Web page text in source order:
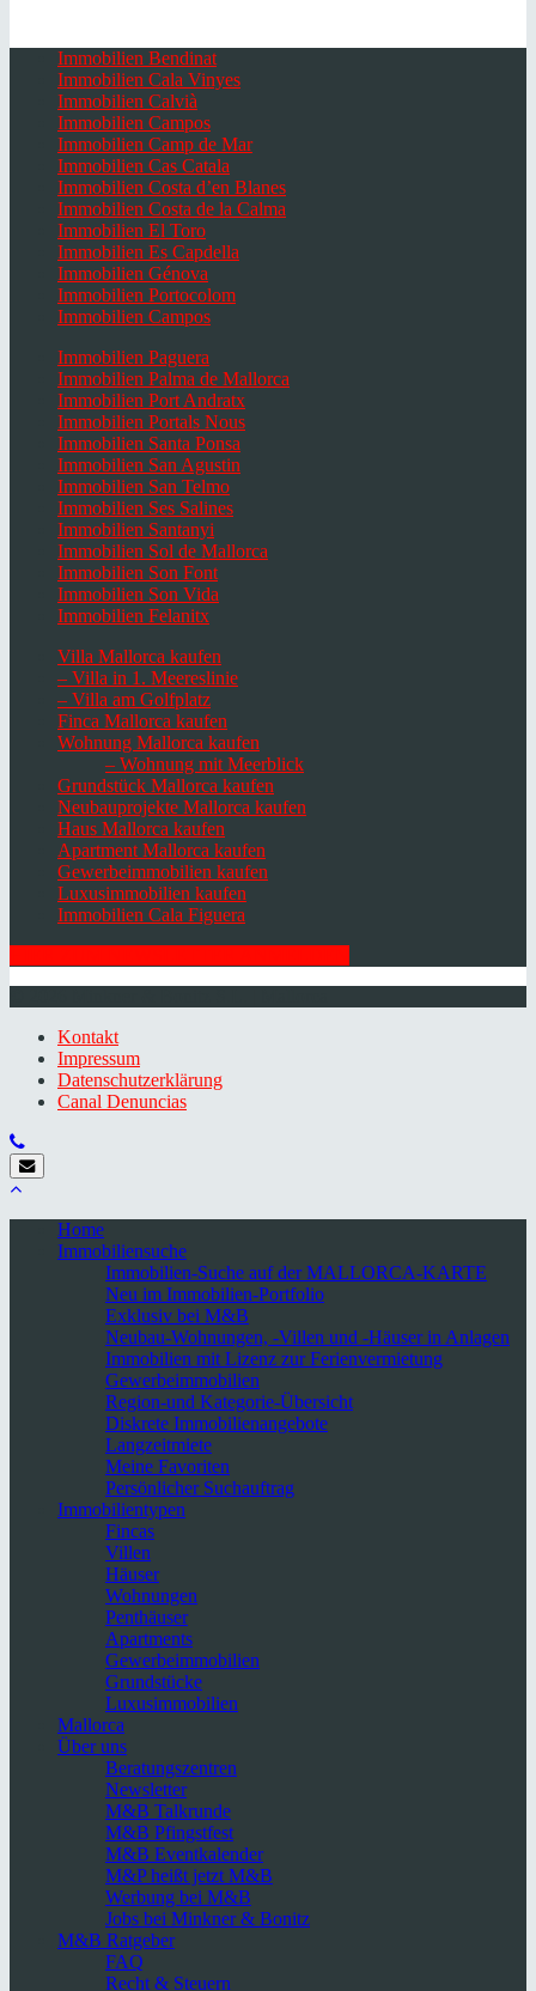
Immobilien Bendinat
Immobilien Cala Vinyes
Immobilien Calvià
Immobilien Campos
Immobilien Camp de Mar
Immobilien Cas Catala
Immobilien Costa d’en Blanes
Immobilien Costa de la Calma
Immobilien El Toro
Immobilien Es Capdella
Immobilien Génova
Immobilien Portocolom
Immobilien Campos
Immobilien Paguera
Immobilien Palma de Mallorca
Immobilien Port Andratx
Immobilien Portals Nous
Immobilien Santa Ponsa
Immobilien San Agustin
Immobilien San Telmo
Immobilien Ses Salines
Immobilien Santanyi
Immobilien Sol de Mallorca
Immobilien Son Font
Immobilien Son Vida
Immobilien Felanitx
Villa Mallorca kaufen
– Villa in 1. Meereslinie
– Villa am Golfplatz
Finca Mallorca kaufen
Wohnung Mallorca kaufen
– Wohnung mit Meerblick
Grundstück Mallorca kaufen
Neubauprojekte Mallorca kaufen
Haus Mallorca kaufen
Apartment Mallorca kaufen
Gewerbeimmobilien kaufen
Luxusimmobilien kaufen
Immobilien Cala Figuera
Kontakt
Impressum
Datenschutzerklärung
Canal Denuncias
Home
Immobiliensuche
Immobilien-Suche auf der MALLORCA-KARTE
Neu im Immobilien-Portfolio
Exklusiv bei M&B
Neubau-Wohnungen, -Villen und -Häuser in Anlagen
Immobilien mit Lizenz zur Ferienvermietung
Gewerbeimmobilien
Region-und Kategorie-Übersicht
Diskrete Immobilienangebote
Langzeitmiete
Meine Favoriten
Persönlicher Suchauftrag
Immobilientypen
Fincas
Villen
Häuser
Wohnungen
Penthäuser
Apartments
Gewerbeimmobilien
Grundstücke
Luxusimmobilien
Mallorca
Über uns
Beratungszentren
Newsletter
M&B Talkrunde
M&B Pfingstfest
M&B Eventkalender
M&P heißt jetzt M&B
Werbung bei M&B
Jobs bei Minkner & Bonitz
M&B Ratgeber
FAQ
Recht & Steuern